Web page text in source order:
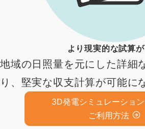
より現実的な試算
地域の日照量を元にした詳細
り、堅実な収支計算が可能に
3D発電シミュレーショ
ご利用方法